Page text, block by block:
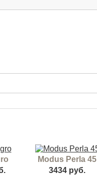
Modus Perla 45
3434 руб.